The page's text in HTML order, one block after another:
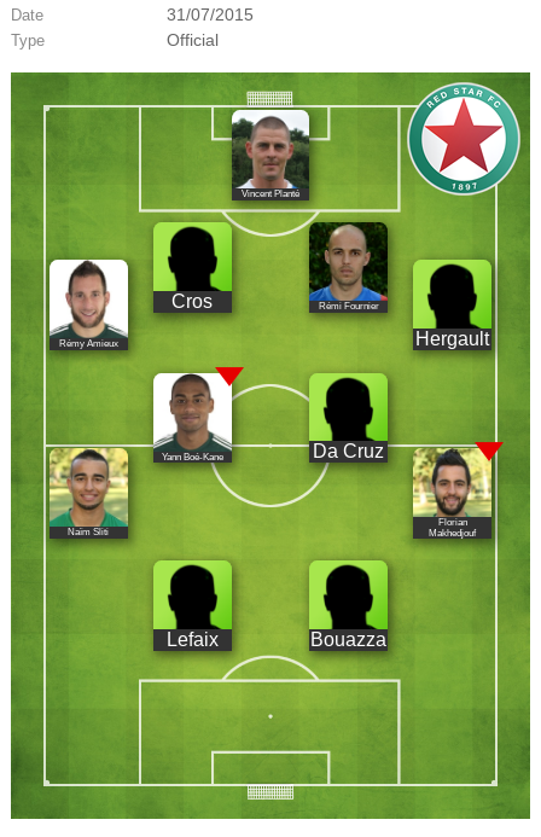
Date 31/07/2015
Type Official
Vincent Planté
Rémy Amieux
Cros Rémi Fournier
Hergault
Yann Boé-Kane Da Cruz
Naïm Sliti
Florian
Makhedjouf
Lefaix Bouazza